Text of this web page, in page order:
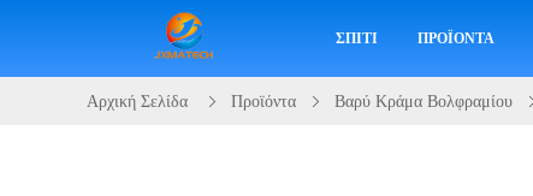
ΣΠΊΤΙ ΠΡΟΪΌΝΤΑ
Αρχική Σελίδα Προϊόντα Βαρύ Κράμα Βολφραμίου